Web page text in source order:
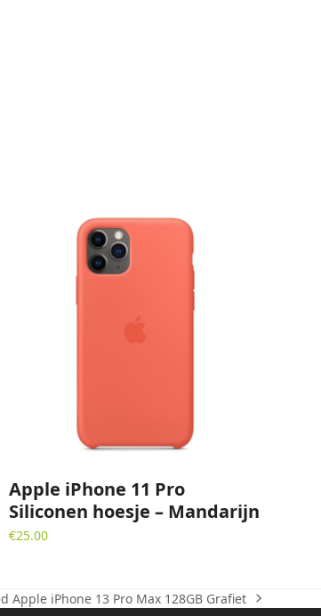
Apple iPhone 11 Pro
Siliconen hoesje – Mandarijn
€25.00
Apple iPhone 13 Pro Max 128GB Grafiet